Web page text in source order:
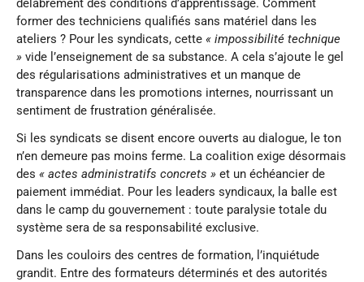
délabrement des conditions d’apprentissage. Comment
former des techniciens qualifiés sans matériel dans les
ateliers ? Pour les syndicats, cette « impossibilité technique
» vide l’enseignement de sa substance. A cela s’ajoute le gel
des régularisations administratives et un manque de
transparence dans les promotions internes, nourrissant un
sentiment de frustration généralisée.
Si les syndicats se disent encore ouverts au dialogue, le ton
n’en demeure pas moins ferme. La coalition exige désormais
des « actes administratifs concrets » et un échéancier de
paiement immédiat. Pour les leaders syndicaux, la balle est
dans le camp du gouvernement : toute paralysie totale du
système sera de sa responsabilité exclusive.
Dans les couloirs des centres de formation, l’inquiétude
grandit. Entre des formateurs déterminés et des autorités